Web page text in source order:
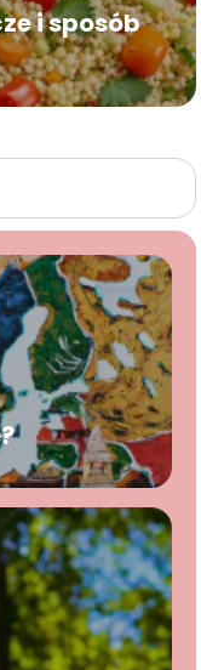
i sposób